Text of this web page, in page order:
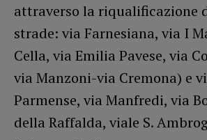
attraverso la riqualificazione
strade: via Farnesiana, via I
Cella, via Emilia Pavese, via
via Manzoni-via Cremona) e
Parmense, via Manfredi, via
della Raffalda, viale S.